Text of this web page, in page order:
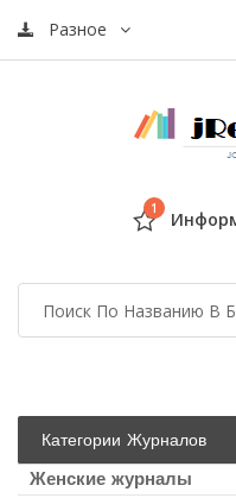
Разное
1
Категории Журналов
Женские журналы